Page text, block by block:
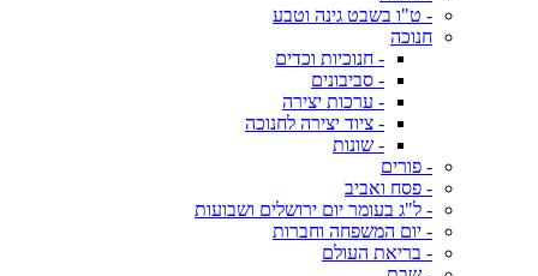
- ט"ו בשבט גינה וטבע
חנוכה
- חנוכיות וכדים
- סביבונים
- ערכות יצירה
- ציוד יצירה לחנוכה
- שונות
- פורים
- פסח ואביב
- ל"ג בעומר יום ירושלים ושבועות
- יום המשפחה וחברות
- בריאת העולם